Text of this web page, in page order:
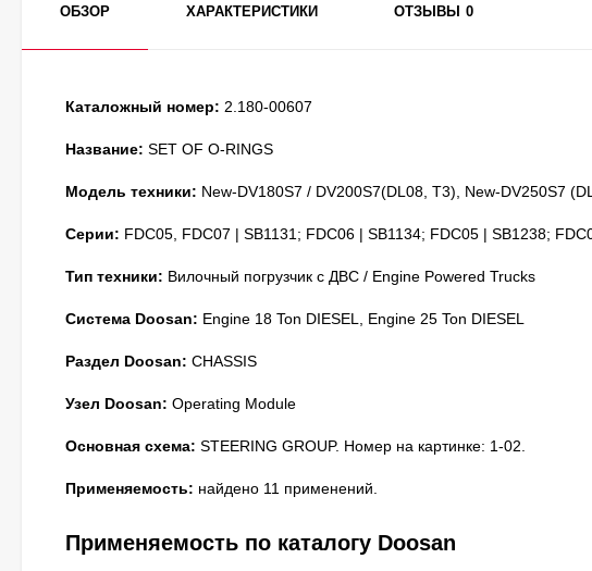
ОБЗОР ХАРАКТЕРИСТИКИ ОТЗЫВЫ 0
Каталожный номер: 2.180-00607
Название: SET OF O-RINGS
Модель техники: New-DV180S7 / DV200S7(DL08, T3), New-DV250S7
Серии: FDC05, FDC07 | SB1131; FDC06 | SB1134; FDC05 | SB1238;
Тип техники: Вилочный погрузчик с ДВС / Engine Powered Trucks
Система Doosan: Engine 18 Ton DIESEL, Engine 25 Ton DIESEL
Раздел Doosan: CHASSIS
Узел Doosan: Operating Module
Основная схема: STEERING GROUP. Номер на картинке: 1-02.
Применяемость: найдено 11 применений.
Применяемость по каталогу Doosan